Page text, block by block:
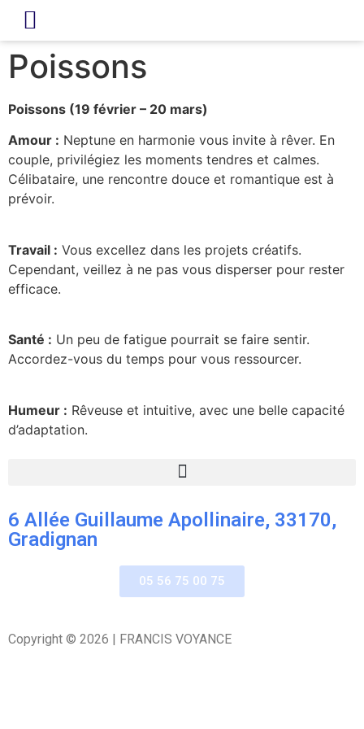
Poissons
Poissons (19 février – 20 mars)
Amour : Neptune en harmonie vous invite à rêver. En
couple, privilégiez les moments tendres et calmes.
Célibataire, une rencontre douce et romantique est à
prévoir.
Travail : Vous excellez dans les projets créatifs.
Cependant, veillez à ne pas vous disperser pour rester
efficace.
Santé : Un peu de fatigue pourrait se faire sentir.
Accordez-vous du temps pour vous ressourcer.
Humeur : Rêveuse et intuitive, avec une belle capacité
d’adaptation.
6 Allée Guillaume Apollinaire, 33170,
Gradignan
05 56 75 00 75
Copyright © 2026 | FRANCIS VOYANCE